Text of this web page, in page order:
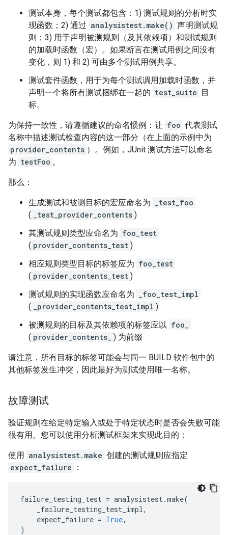
测试本身，每个测试都包含：1) 测试规则的分析时实
现函数；2) 通过 analysistest.make() 声明测试规
则；3) 用于声明被测规则（及其依赖项）和测试规则
的加载时函数（宏）。如果断言在测试用例之间没有
变化，则 1) 和 2) 可由多个测试用例共享。
测试套件函数，用于为每个测试调用加载时函数，并
声明一个将所有测试捆绑在一起的 test_suite 目
标。
为保持一致性，请遵循建议的命名惯例：让 foo 代表测试
名称中描述测试检查内容的这一部分（在上面的示例中为
provider_contents ）。例如，JUnit 测试方法可以命名
为 testFoo 。
那么：
生成测试和被测目标的宏应命名为
_test_foo
(
_test_provider_contents )
其测试规则类型应命名为 foo_test
( provider_contents_test )
相应规则类型目标的标签应为 foo_test
( provider_contents_test )
测试规则的实现函数应命名为
_foo_test_impl
(
_provider_contents_test_impl )
被测规则的目标及其依赖项的标签应以 foo_
( provider_contents_ ) 为前缀
请注意，所有目标的标签可能会与同一 BUILD 软件包中的
其他标签发生冲突，因此最好为测试使用唯一名称。
故障测试
验证规则在给定特定输入或处于特定状态时是否会失败可能
很有用。您可以使用分析测试框架来实现此目的：
使用 analysistest.make 创建的测试规则应指定
expect_failure
：
failure_testing_test = analysistest.make(
_failure_testing_test_impl,
expect_failure = True,
)